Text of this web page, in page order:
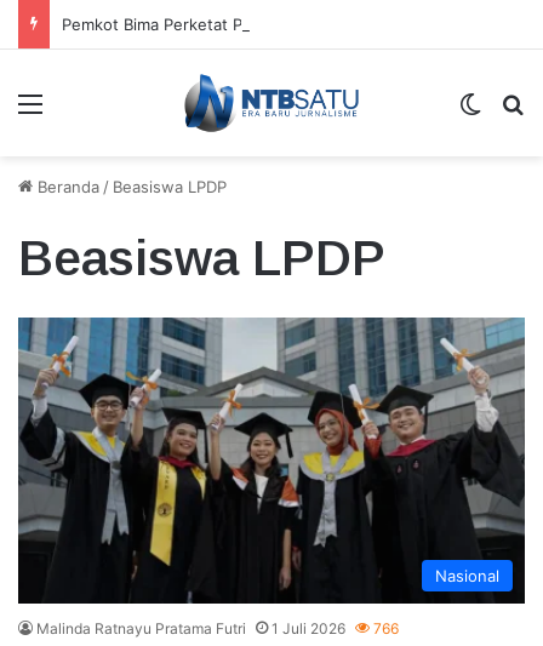
Menu
Beranda / Beasiswa LPDP
Beasiswa LPDP
Nasional
Malinda Ratnayu Pratama Futri 1 Juli 2026 766